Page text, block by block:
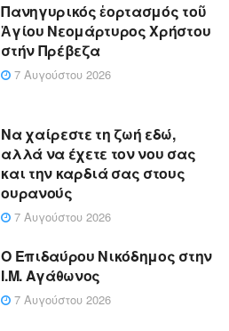
Πανηγυρικός ἑορτασμός τοῦ
Ἁγίου Νεομάρτυρος Χρήστου
στήν Πρέβεζα
7 Αυγούστου 2026
Να χαίρεστε τη ζωή εδώ,
αλλά να έχετε τον νου σας
και την καρδιά σας στους
ουρανούς
7 Αυγούστου 2026
Ο Επιδαύρου Νικόδημος στην
Ι.Μ. Αγάθωνος
7 Αυγούστου 2026